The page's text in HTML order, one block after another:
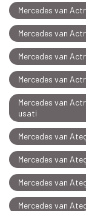
Mercedes van
Mercedes van
Mercedes van
Mercedes van
Mercedes van
usati
Mercedes van
Mercedes van
Mercedes van
Mercedes van